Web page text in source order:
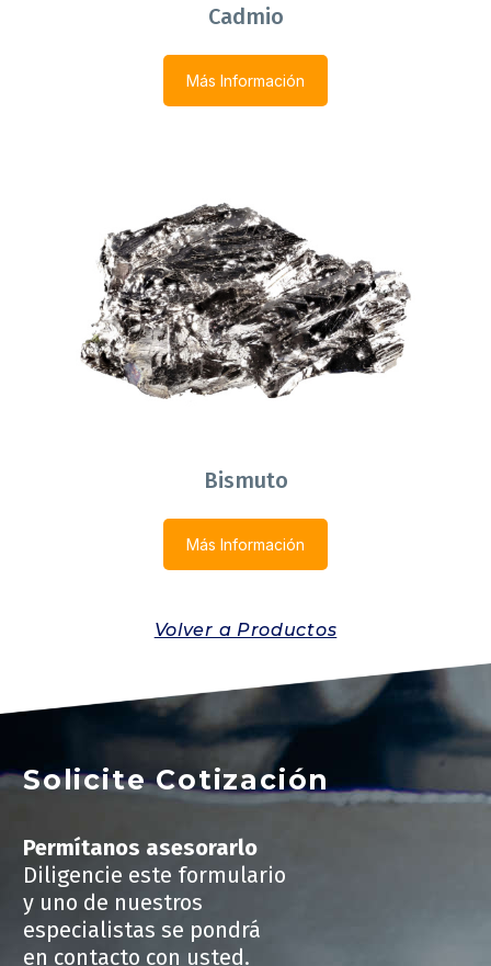
Cadmio
Más Información
Bismuto
Más Información
Volver a Productos
Solicite Cotización
Permítanos asesorarlo
Diligencie este formulario
y uno de nuestros
especialistas se pondrá
en contacto con usted.